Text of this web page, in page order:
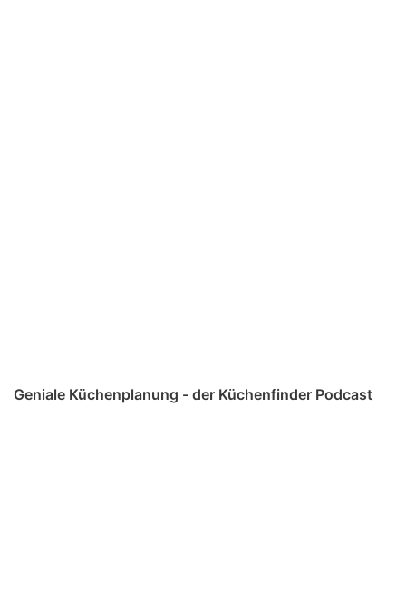
Geniale Küchenplanung - der Küchenfinder Podcast